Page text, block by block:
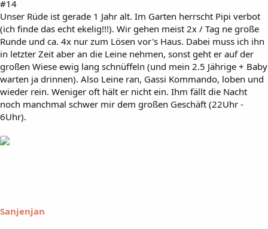
#14
Unser Rüde ist gerade 1 Jahr alt. Im Garten herrscht Pipi verbot
(ich finde das echt ekelig!!!). Wir gehen meist 2x / Tag ne große
Runde und ca. 4x nur zum Lösen vor's Haus. Dabei muss ich ihn
in letzter Zeit aber an die Leine nehmen, sonst geht er auf der
großen Wiese ewig lang schnüffeln (und mein 2.5 Jährige + Baby
warten ja drinnen). Also Leine ran, Gassi Kommando, loben und
wieder rein. Weniger oft hält er nicht ein. Ihm fällt die Nacht
noch manchmal schwer mir dem großen Geschäft (22Uhr -
6Uhr).
Sanjenjan